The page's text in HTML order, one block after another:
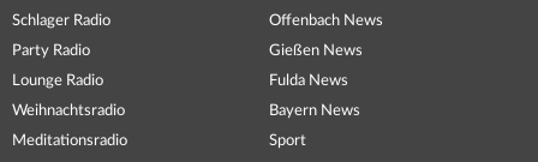
Schlager Radio
Party Radio
Lounge Radio
Weihnachtsradio
Meditationsradio
Offenbach News
Gießen News
Fulda News
Bayern News
Sport